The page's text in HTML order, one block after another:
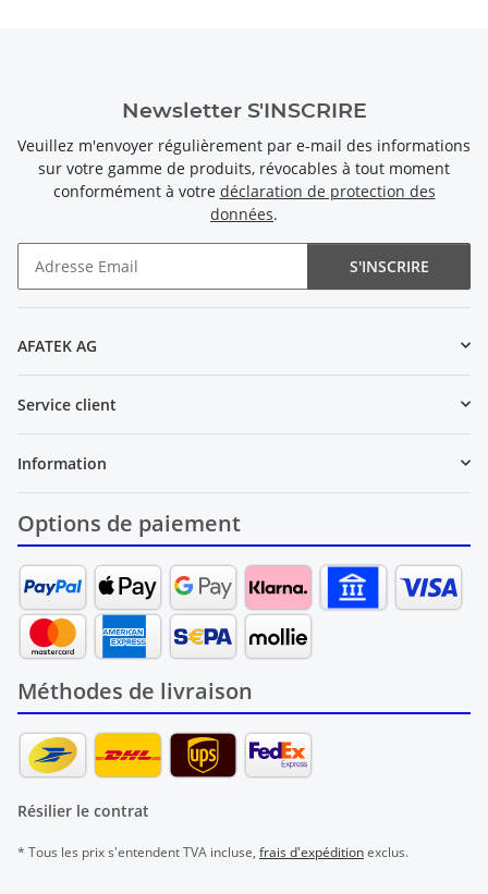
Newsletter S'INSCRIRE
Veuillez m'envoyer régulièrement par e-mail des informations
sur votre gamme de produits, révocables à tout moment
conformément à votre déclaration de protection des
données.
S'INSCRIRE
AFATEK AG
Service client
Information
Options de paiement
Méthodes de livraison
Résilier le contrat
* Tous les prix s'entendent TVA incluse, frais d'expéditionexclus.